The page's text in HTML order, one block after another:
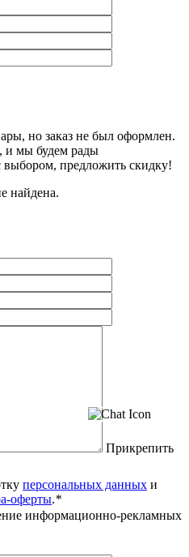
но заказ не был оформлен.
и мы будем рады
выбором, предложить скидку!
найдена.
Прикрепить
персональных данных и
оферты.*
информационно-рекламных